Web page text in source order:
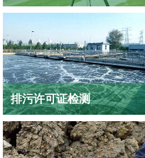
噪声检测：厂界噪声、建筑场界噪声、
交通噪声、区域环境噪音声、职业噪
声、社会生活噪声
了解更
多
排污许可证检测
提供专业的排污许可证规定的项目检测
服务，项目包括固定源大气污染物、饮
食业油烟、恶臭污染物、污水等